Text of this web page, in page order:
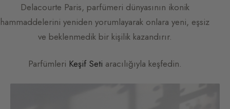
Delacourte Paris, parfümeri dünyasının ikonik
hammaddelerini yeniden yorumlayarak onlara yeni, eşsiz
ve beklenmedik bir kişilik kazandırır.
Parfümleri Keşif Seti aracılığıyla keşfedin.